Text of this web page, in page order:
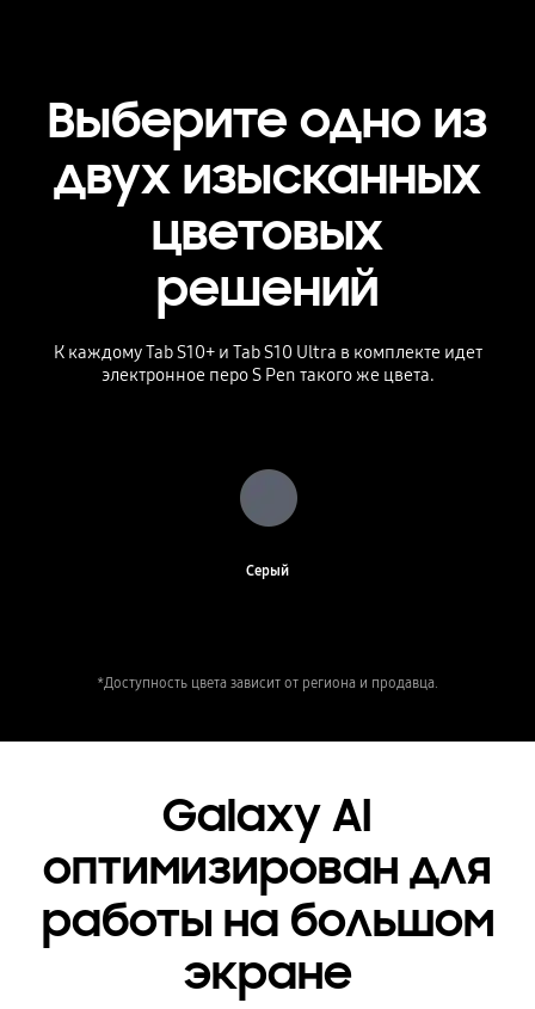
Выберите одно из
двух изысканных
цветовых
решений
К каждому Tab S10+ и Tab S10 Ultra в комплекте идет
электронное перо S Pen такого же цвета.
Серый
*Доступность цвета зависит от региона и продавца.
Galaxy AI
оптимизирован для
работы на большом
экране